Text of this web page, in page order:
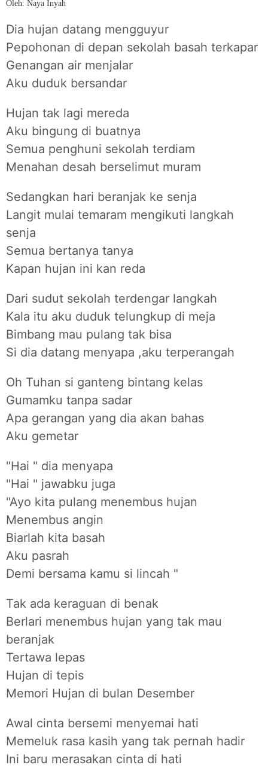
Oleh: Naya Inyah
Dia hujan datang mengguyur
Pepohonan di depan sekolah basah terkapar
Genangan air menjalar
Aku duduk bersandar
Hujan tak lagi mereda
Aku bingung di buatnya
Semua penghuni sekolah terdiam
Menahan desah berselimut muram
Sedangkan hari beranjak ke senja
Langit mulai temaram mengikuti langkah
senja
Semua bertanya tanya
Kapan hujan ini kan reda
Dari sudut sekolah terdengar langkah
Kala itu aku duduk telungkup di meja
Bimbang mau pulang tak bisa
Si dia datang menyapa ,aku terperangah
Oh Tuhan si ganteng bintang kelas
Gumamku tanpa sadar
Apa gerangan yang dia akan bahas
Aku gemetar
"Hai " dia menyapa
"Hai " jawabku juga
"Ayo kita pulang menembus hujan
Menembus angin
Biarlah kita basah
Aku pasrah
Demi bersama kamu si lincah "
Tak ada keraguan di benak
Berlari menembus hujan yang tak mau
beranjak
Tertawa lepas
Hujan di tepis
Memori Hujan di bulan Desember
Awal cinta bersemi menyemai hati
Memeluk rasa kasih yang tak pernah hadir
Ini baru merasakan cinta di hati